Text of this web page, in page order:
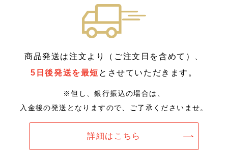
商品発送は注文より（ご注文日を含めて）、
5日後発送を最短 とさせていただきます。
※但し、銀行振込の場合は、
入金後の発送となりますので、ご了承くださいませ。
詳細はこちら